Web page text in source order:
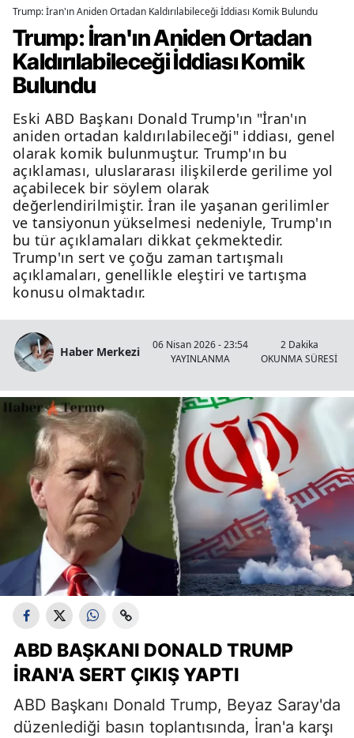
Trump: İran'ın Aniden Ortadan Kaldırılabileceği İddiası Komik Bulundu
Trump: İran'ın Aniden Ortadan
Kaldırılabileceği İddiası Komik
Bulundu
Eski ABD Başkanı Donald Trump'ın "İran'ın
aniden ortadan kaldırılabileceği" iddiası, genel
olarak komik bulunmuştur. Trump'ın bu
açıklaması, uluslararası ilişkilerde gerilime yol
açabilecek bir söylem olarak
değerlendirilmiştir. İran ile yaşanan gerilimler
ve tansiyonun yükselmesi nedeniyle, Trump'ın
bu tür açıklamaları dikkat çekmektedir.
Trump'ın sert ve çoğu zaman tartışmalı
açıklamaları, genellikle eleştiri ve tartışma
konusu olmaktadır.
Haber Merkezi
06 Nisan 2026 - 23:54
YAYINLANMA
2 Dakika
OKUNMA SÜRESİ
ABD BAŞKANI DONALD TRUMP
İRAN'A SERT ÇIKIŞ YAPTI
ABD Başkanı Donald Trump, Beyaz Saray'da
düzenlediği basın toplantısında, İran'a karşı